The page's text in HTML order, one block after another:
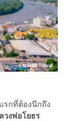
รกที่ต้องนึกถึง
วงพ่อโยธร